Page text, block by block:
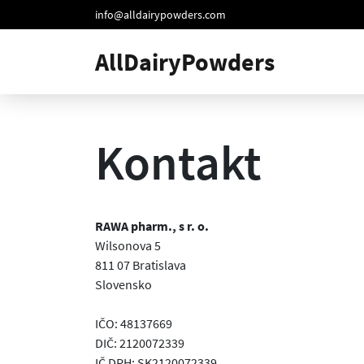
info@alldairypowders.com
AllDairyPowders
Kontakt
RAWA pharm., s r. o.
Wilsonova 5
811 07 Bratislava
Slovensko
IČO: 48137669
DIČ: 2120072339